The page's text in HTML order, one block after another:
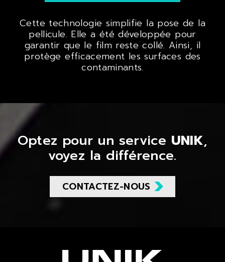
Cette technologie simplifie la pose de la
pellicule. Elle a été développée pour
garantir que le film reste collé. Ainsi, il
protège efficacement les surfaces des
contaminants.
Optez pour un service UNIK,
voyez la différence.
CONTACTEZ-NOUS